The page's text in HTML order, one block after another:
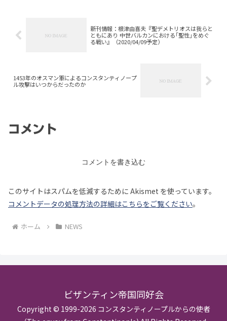
新刊情報：根津由喜夫『聖デメトリオスは我らと
ともにあり 中世バルカンにおける｢聖性｣をめぐ
る戦い』（2020/04/09予定）
1453年のオスマン軍によるコンスタンティノープ
ル攻撃はいつからだったのか
コメント
コメントを書き込む
このサイトはスパムを低減するために Akismet を使っています。
コメントデータの処理方法の詳細はこちらをご覧ください。
ホーム NEWS
ビザンティン帝国同好会
Copyright © 1999-2026 コンスタンティノープルからの使者